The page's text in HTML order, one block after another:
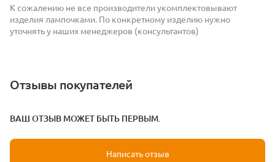
К сожалению не все производители укомплектовывают
изделия лампочками. По конкретному изделию нужно
уточнять у наших менеджеров (консультантов)
Отзывы покупателей
ВАШ ОТЗЫВ МОЖЕТ БЫТЬ ПЕРВЫМ.
Написать отзыв